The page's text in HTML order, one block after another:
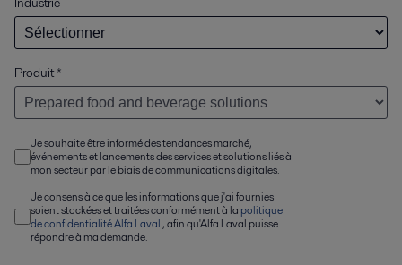
Produit*
Je souhaite être informé des tendances marché,
événements et lancements des services et solutions liés à
mon secteur par le biais de communications digitales.
Je consens à ce que les informations que j'ai fournies
soient stockées et traitées conformément à la politique
de confidentialité Alfa Laval , afin qu'Alfa Laval puisse
répondre à ma demande.